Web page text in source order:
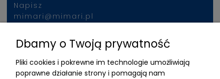
Napisz
mimari@mimari.pl
Znajdziesz nas
ADRES
Dbamy o Twoją prywatność
Pliki cookies i pokrewne im technologie umożliwiają
poprawne działanie strony i pomagają nam